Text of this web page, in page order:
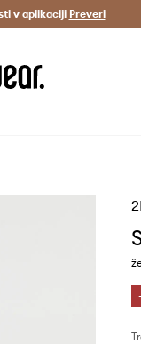
z vpisom v Answear Club >
v aplikaciji Preveri